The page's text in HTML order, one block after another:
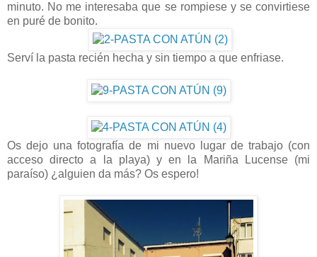
minuto. No me interesaba que se rompiese y se convirtiese
en puré de bonito.
Serví la pasta recién hecha y sin tiempo a que enfriase.
Os dejo una fotografía de mi nuevo lugar de trabajo (con
acceso directo a la playa) y en la Mariña Lucense (mi
paraíso) ¿alguien da más? Os espero!